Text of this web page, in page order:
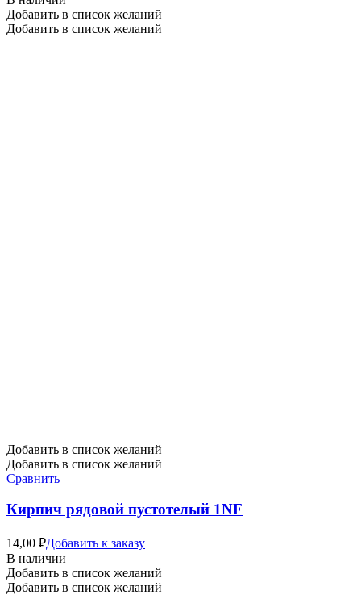
Добавить в список желаний
Добавить в список желаний
Добавить в список желаний
Добавить в список желаний
Сравнить
Кирпич рядовой пустотелый 1NF
14,00 ₽Добавить к заказу
В наличии
Добавить в список желаний
Добавить в список желаний